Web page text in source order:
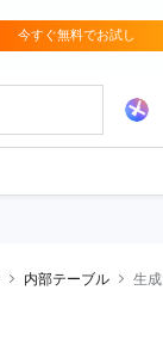
内部テーブル 生